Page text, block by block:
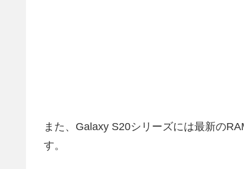
また、Galaxy S20シリーズには最新の
す。